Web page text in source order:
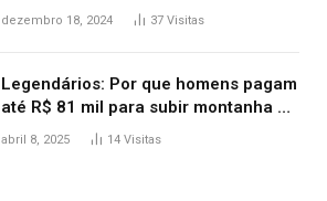
diz ‘foi mal’
dezembro 18, 2024 37 Visitas
Legendários: Por que homens pagam
até R$ 81 mil para subir montanha e
melhorar casamento?
abril 8, 2025 14 Visitas